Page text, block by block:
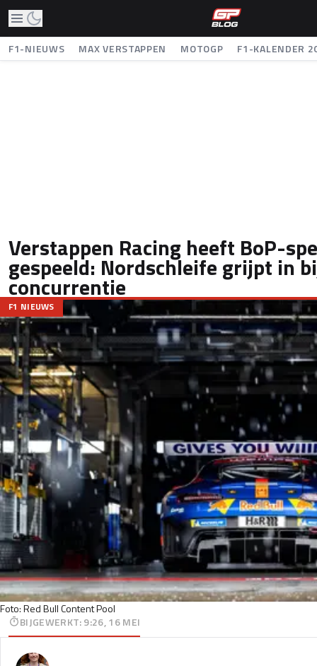
F1-NIEUWS MAX VERSTAPPEN MOTOGP F1-KALENDER
Verstappen Racing heeft BoP-
gespeeld: Nordschleife grijpt in
concurrentie
Foto: Red Bull Content Pool
F1 NIEUWS
BIJGEWERKT:9:26, 16 MEI